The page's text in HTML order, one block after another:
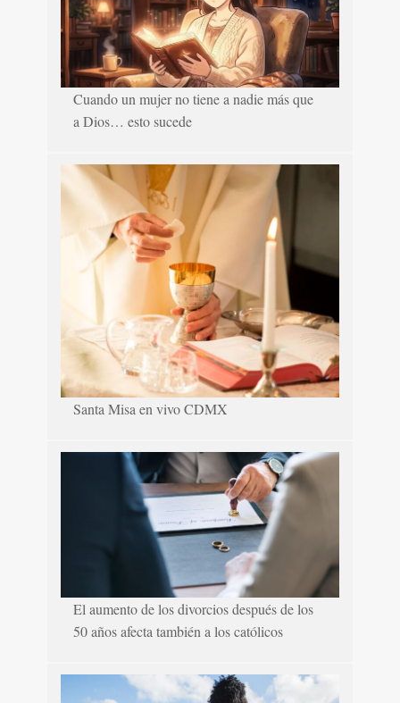
Cuando un mujer no tiene a nadie más que
a Dios… esto sucede
Santa Misa en vivo CDMX
El aumento de los divorcios después de los
50 años afecta también a los católicos